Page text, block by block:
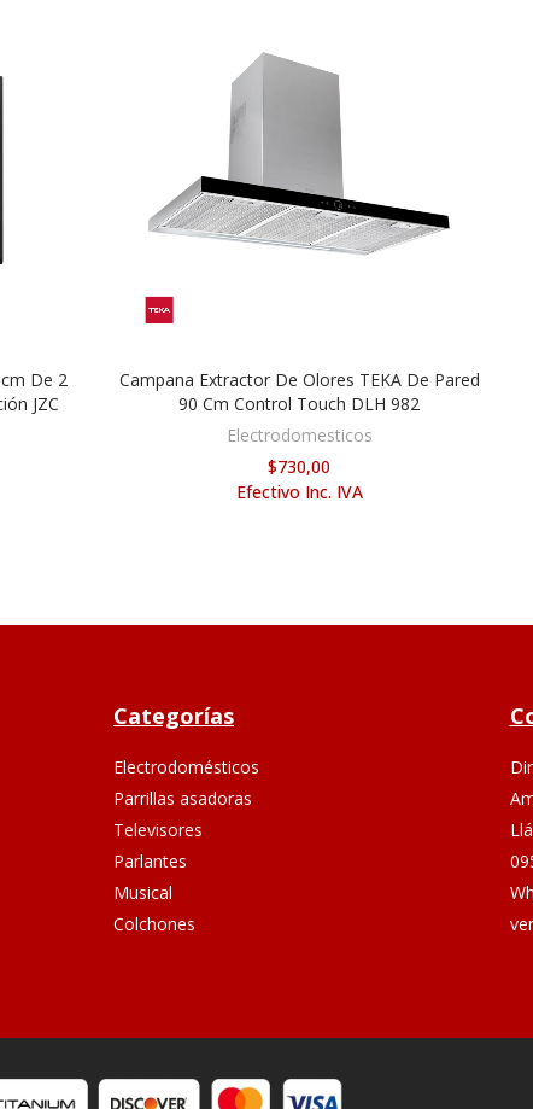
De 2
JZC
AÑADIR AL CARRITO
Campana Extractor De Olores TEKA De Pared
90 Cm Control Touch DLH 982
Electrodomesticos
$730,00
Efectivo Inc. IVA
Categorías
Electrodomésticos
Parrillas asadoras
Televisores
Parlantes
Musical
Colchones